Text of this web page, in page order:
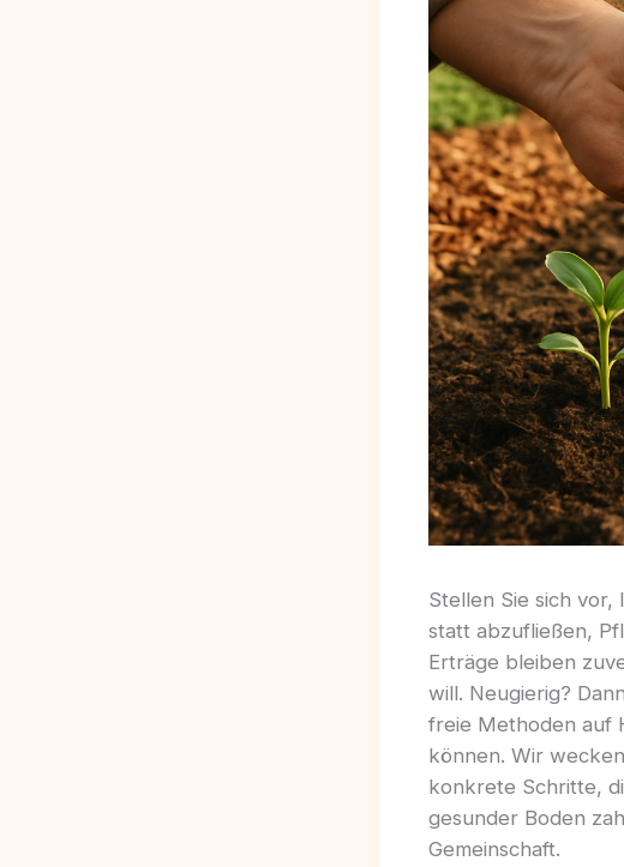
Stellen Sie sich
statt abzufließen,
Erträge bleiben
will. Neugierig?
freie Methoden auf
können. Wir
konkrete Schritte,
gesunder Boden
Gemeinschaft.